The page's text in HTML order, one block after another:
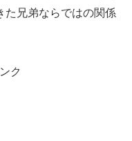
た兄弟ならではの関係
ク